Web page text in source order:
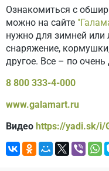
Ознакомиться с
можно на сайте
нужно для зимней или
снаряжение,
другое. Все – по
8 800 333-4-000
www.galamart.ru
Видео https://yadi.sk/i/